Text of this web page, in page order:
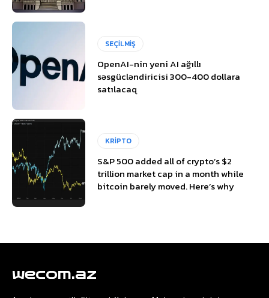
SEÇİLMİŞ
OpenAI-nin yeni AI ağıllı
səsgücləndiricisi 300-400 dollara
satılacaq
KRİPTO
S&P 500 added all of crypto’s $2
trillion market cap in a month while
bitcoin barely moved. Here’s why
wecom.az